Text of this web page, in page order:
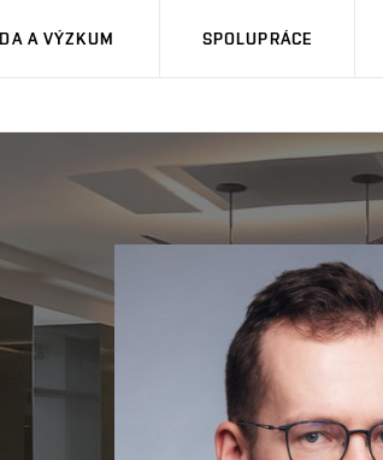
A VÝZKUM SPOLUPRÁCE